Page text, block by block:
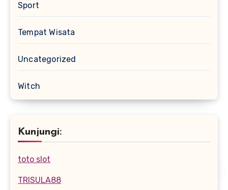
Sport
Tempat Wisata
Uncategorized
Witch
Kunjungi:
toto slot
TRISULA88